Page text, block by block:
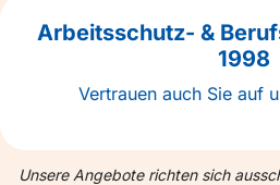
Arbeitsschutz- &
1998
Vertrauen auch Sie auf
Unsere Angebote richten sich